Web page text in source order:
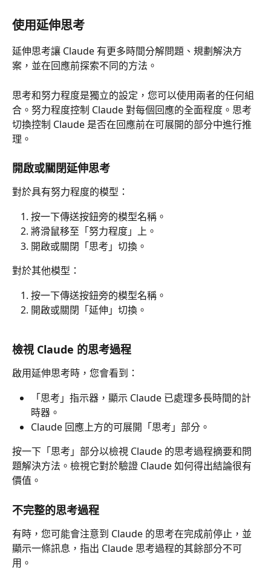
使用延伸思考
延伸思考讓 Claude 有更多時間分解問題、規劃解決方
案，並在回應前探索不同的方法。
思考和努力程度是獨立的設定，您可以使用兩者的任何組
合。努力程度控制 Claude 對每個回應的全面程度。思考
切換控制 Claude 是否在回應前在可展開的部分中進行推
理。
開啟或關閉延伸思考
對於具有努力程度的模型：
按一下傳送按鈕旁的模型名稱。
將滑鼠移至「努力程度」上。
開啟或關閉「思考」切換。
對於其他模型：
按一下傳送按鈕旁的模型名稱。
開啟或關閉「延伸」切換。
檢視 Claude 的思考過程
啟用延伸思考時，您會看到：
「思考」指示器，顯示 Claude 已處理多長時間的計
時器。
Claude 回應上方的可展開「思考」部分。
按一下「思考」部分以檢視 Claude 的思考過程摘要和問
題解決方法。檢視它對於驗證 Claude 如何得出結論很有
價值。
不完整的思考過程
有時，您可能會注意到 Claude 的思考在完成前停止，並
顯示一條訊息，指出 Claude 思考過程的其餘部分不可
用。